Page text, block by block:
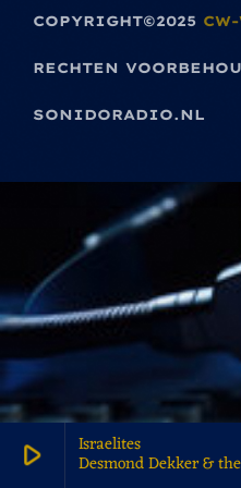
play_arrow Israelites
Desmond Dekker &
COPYRIGHT©2025
RECHTEN
SONIDORADIO.NL